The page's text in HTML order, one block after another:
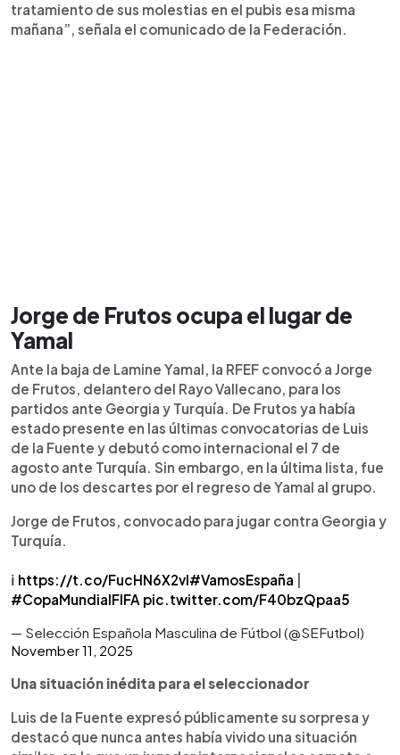
tratamiento de sus molestias en el pubis esa misma
mañana”, señala el comunicado de la Federación.
Jorge de Frutos ocupa el lugar de
Yamal
Ante la baja de Lamine Yamal, la RFEF convocó a Jorge
de Frutos, delantero del Rayo Vallecano, para los
partidos ante Georgia y Turquía. De Frutos ya había
estado presente en las últimas convocatorias de Luis
de la Fuente y debutó como internacional el 7 de
agosto ante Turquía. Sin embargo, en la última lista, fue
uno de los descartes por el regreso de Yamal al grupo.
Jorge de Frutos, convocado para jugar contra Georgia y
Turquía.
ℹ️ https://t.co/FucHN6X2vl#VamosEspaña
#CopaMundialFIFA pic.twitter.com/F40bzQpaa5
— Selección Española Masculina de Fútbol (@SEFutbol)
November 11, 2025
Una situación inédita para el seleccionador
Luis de la Fuente expresó públicamente su sorpresa y
destacó que nunca antes había vivido una situación